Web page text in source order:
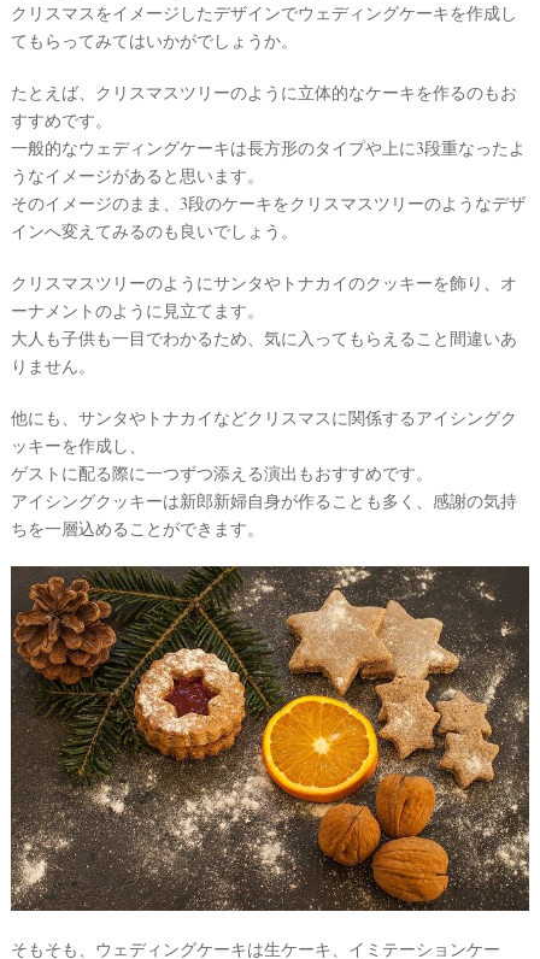
クリスマスをイメージしたデザインでウェディングケーキを作成し
てもらってみてはいかがでしょうか。
たとえば、クリスマスツリーのように立体的なケーキを作るのもお
すすめです。
一般的なウェディングケーキは長方形のタイプや上に3段重なったよ
うなイメージがあると思います。
そのイメージのまま、3段のケーキをクリスマスツリーのようなデザ
インへ変えてみるのも良いでしょう。
クリスマスツリーのようにサンタやトナカイのクッキーを飾り、オ
ーナメントのように見立てます。
大人も子供も一目でわかるため、気に入ってもらえること間違いあ
りません。
他にも、サンタやトナカイなどクリスマスに関係するアイシングク
ッキーを作成し、
ゲストに配る際に一つずつ添える演出もおすすめです。
アイシングクッキーは新郎新婦自身が作ることも多く、感謝の気持
ちを一層込めることができます。
そもそも、ウェディングケーキは生ケーキ、イミテーションケー
#
プ
花
ス
ス
プ
チ
ギ
フ
ト
#
沖
縄
#
ビ
ー
チ
フ
ウ
エ
ィ
ン
グ
テ
ム